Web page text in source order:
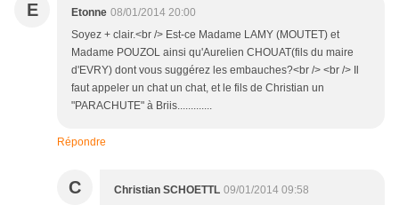
E Etonne 08/01/2014 20:00
Soyez + clair.<br /> Est-ce Madame LAMY (MOUTET) et
Madame POUZOL ainsi qu'Aurelien CHOUAT(fils du maire
d'EVRY) dont vous suggérez les embauches?<br /> <br /> Il
faut appeler un chat un chat, et le fils de Christian un
"PARACHUTE" à Briis.............
Répondre
C Christian SCHOETTL 09/01/2014 09:58